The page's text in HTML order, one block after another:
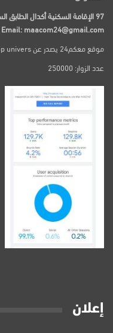
97 الإقامة السكنية أكدال الطابق السفلي رقم 7 سيدي مومن الدار البيضاء
Email: maacom24@gmail.com
موقع معكم24 يصدر عن media top univers
عدد الزوار: 250000
إعلان